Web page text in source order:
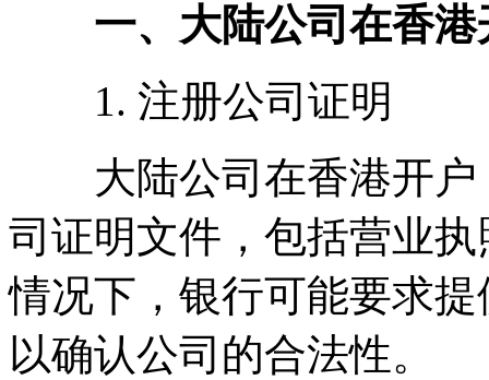
一、大陆公司在香港
1. 注册公司证明
大陆公司在香港开户
司证明文件，包括营业
情况下，银行可能要求
以确认公司的合法性。